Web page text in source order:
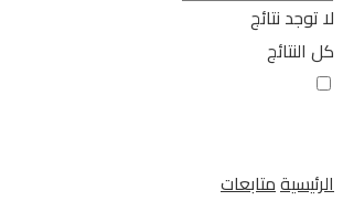
لا توجد نتائج
كل النتائج
الرئيسيةمتابعات